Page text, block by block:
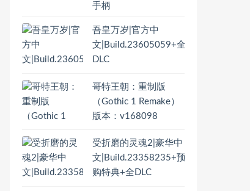
手柄
吾皇万岁|官方中
文|Build.23605059+全
DLC
哥特王朝：重制版
（Gothic 1 Remake）
版本：v168098
受折磨的灵魂2|豪华中
文|Build.23358235+预
购特典+全DLC